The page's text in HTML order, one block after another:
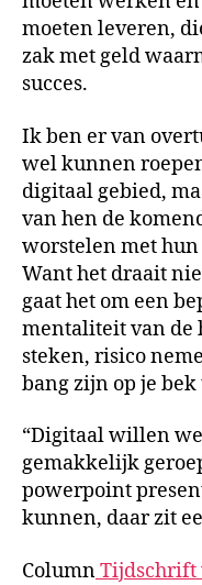
moeten leveren,
zak met geld
succes.
Ik ben er van
wel kunnen
digitaal gebied,
van hen de
worstelen met
Want het draait
gaat het om een
mentaliteit van de
steken, risico
bang zijn op je bek
“Digitaal willen
gemakkelijk
powerpoint
kunnen, daar zit
ColumnTijdschrift